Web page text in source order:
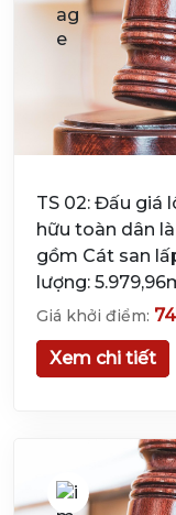
TS 02: Đấu giá
hữu toàn dân
gồm Cát san
lượng:
Giá khởi điểm:
Xem chi tiết